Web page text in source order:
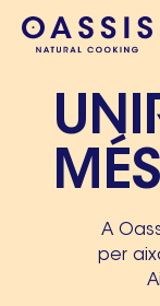
A
per